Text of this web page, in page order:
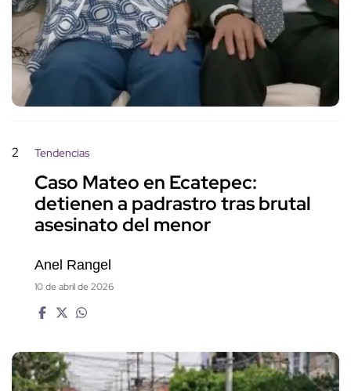
2 Tendencias
Caso Mateo en Ecatepec:
detienen a padrastro tras brutal
asesinato del menor
Anel Rangel
10 de abril de 2026